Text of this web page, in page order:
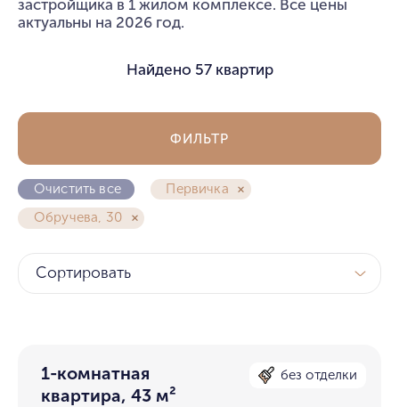
застройщика в 1 жилом комплексе. Все цены
актуальны на 2026 год.
Найдено 57 квартир
Очистить все
Первичка
Обручева, 30
ФИЛЬТР
Сортировать
1-комнатная
квартира, 43 м²
без отделки